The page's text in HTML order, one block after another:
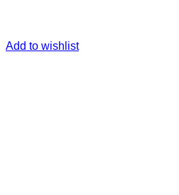
Add to wishlist